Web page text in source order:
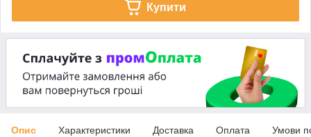
Купити
Опис Характеристики Доставка Оплата Умови